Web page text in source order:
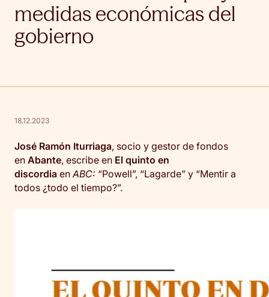
medidas económicas del
gobierno
18.12.2023
José Ramón Iturriaga, socio y gestor de fondos
en Abante, escribe en El quinto en
discordia en ABC: “Powell”, “Lagarde” y “Mentir a
todos ¿todo el tiempo?”.